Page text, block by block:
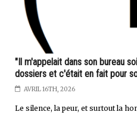
"Il m'appelait dans son bureau
dossiers et c'était en fait pour
AVRIL 16TH, 2026
Le silence, la peur, et surtout la